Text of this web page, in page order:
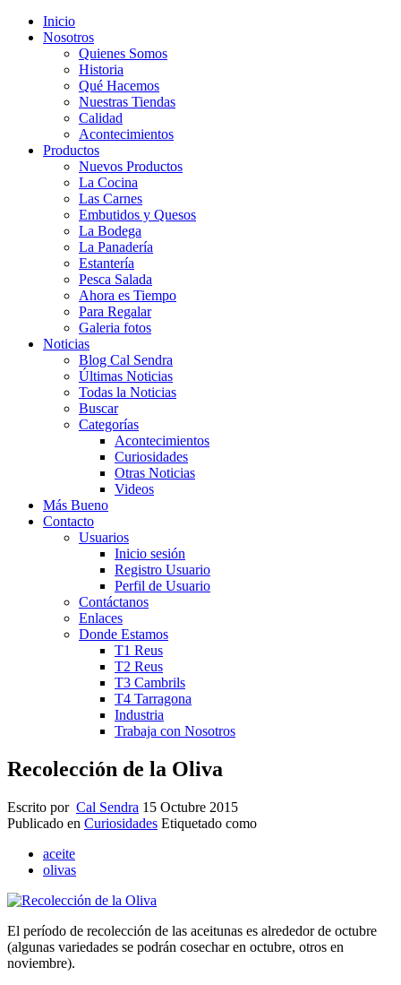
Inicio
Nosotros
Quienes Somos
Historia
Qué Hacemos
Nuestras Tiendas
Calidad
Acontecimientos
Productos
Nuevos Productos
La Cocina
Las Carnes
Embutidos y Quesos
La Bodega
La Panadería
Estantería
Pesca Salada
Ahora es Tiempo
Para Regalar
Galeria fotos
Noticias
Blog Cal Sendra
Últimas Noticias
Todas la Noticias
Buscar
Categorías
Acontecimientos
Curiosidades
Otras Noticias
Videos
Más Bueno
Contacto
Usuarios
Inicio sesión
Registro Usuario
Perfil de Usuario
Contáctanos
Enlaces
Donde Estamos
T1 Reus
T2 Reus
T3 Cambrils
T4 Tarragona
Industria
Trabaja con Nosotros
Recolección de la Oliva
Escrito por Cal Sendra 15 Octubre 2015
Publicado en Curiosidades Etiquetado como
aceite
olivas
El período de recolección de las aceitunas es alrededorde octubre
(algunas variedades se podrán cosechar en octubre, otros en
noviembre).